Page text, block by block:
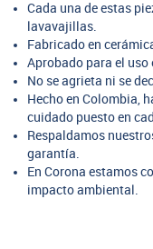
Cada una de estas
lavavajillas.
Fabricado en
Aprobado para el
No se agrieta ni se
Hecho en Colombia,
cuidado puesto en
Respaldamos
garantía.
En Corona estamos
impacto ambiental.